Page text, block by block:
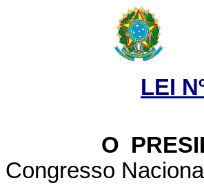
LEI
O
Congresso